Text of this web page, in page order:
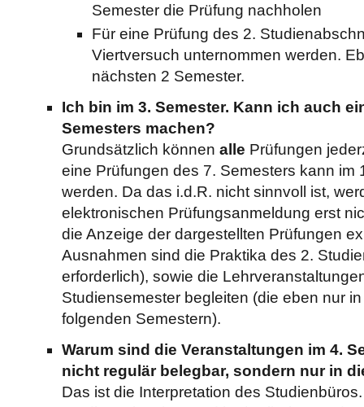
Semester die Prüfung nachholen
Für eine Prüfung des 2.
Viertversuch unternommen werden.
nächsten 2 Semester.
Ich bin im 3. Semester. Kann ich auch
Semesters machen?
Grundsätzlich könnenalle Prüfungen
eine Prüfungen des 7. Semesters kann im
werden. Da das i.d.R. nicht sinnvoll ist,
elektronischen Prüfungsanmeldung erst
die Anzeige der dargestellten Prüfungen
Ausnahmen sind die Praktika des 2.
erforderlich), sowie die
Studiensemester begleiten (die eben nur
folgenden Semestern).
Warum sind die Veranstaltungen im 4.
nicht regulär belegbar, sondern nur in
Das ist die Interpretation des